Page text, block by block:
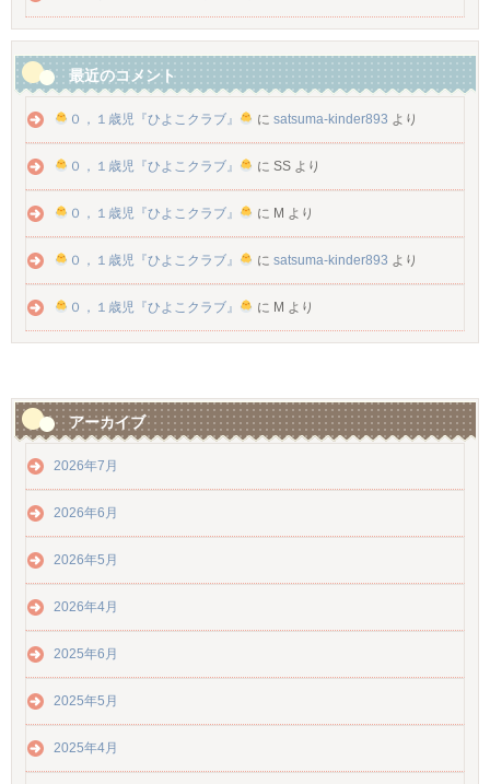
最近のコメント
０，１歳児『ひよこクラブ』 にsatsuma-kinder893 より
０，１歳児『ひよこクラブ』 にSS より
０，１歳児『ひよこクラブ』 に M より
０，１歳児『ひよこクラブ』 にsatsuma-kinder893 より
０，１歳児『ひよこクラブ』 に M より
アーカイブ
2026年7月
2026年6月
2026年5月
2026年4月
2025年6月
2025年5月
2025年4月